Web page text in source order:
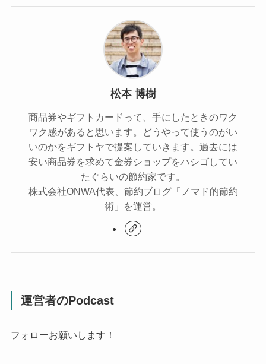
松本 博樹
商品券やギフトカードって、手にしたときのワク
ワク感があると思います。どうやって使うのがい
いのかをギフトヤで提案していきます。過去には
安い商品券を求めて金券ショップをハシゴしてい
たぐらいの節約家です。
株式会社ONWA代表、節約ブログ「ノマド的節約
術」を運営。
運営者のPodcast
フォローお願いします！